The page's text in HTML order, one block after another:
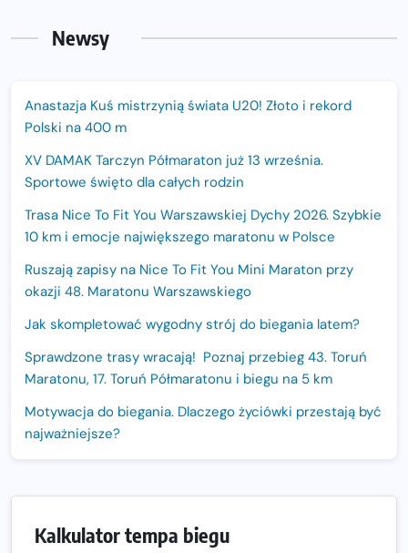
Newsy
Anastazja Kuś mistrzynią świata U20! Złoto i rekord
Polski na 400 m
XV DAMAK Tarczyn Półmaraton już 13 września.
Sportowe święto dla całych rodzin
Trasa Nice To Fit You Warszawskiej Dychy 2026. Szybkie
10 km i emocje największego maratonu w Polsce
Ruszają zapisy na Nice To Fit You Mini Maraton przy
okazji 48. Maratonu Warszawskiego
Jak skompletować wygodny strój do biegania latem?
Sprawdzone trasy wracają! Poznaj przebieg 43. Toruń
Maratonu, 17. Toruń Półmaratonu i biegu na 5 km
Motywacja do biegania. Dlaczego życiówki przestają być
najważniejsze?
Sprawdzony przebieg i profil stworzony do szybkiego
Kalkulator tempa biegu